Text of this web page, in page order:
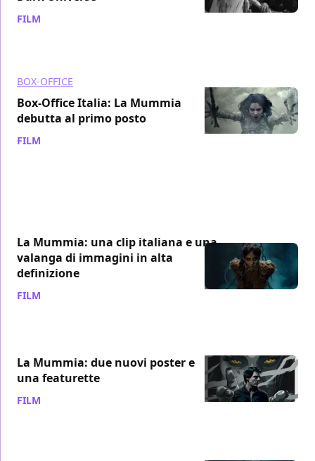
FILM
BOX-OFFICE
Box-Office Italia: La Mummia
debutta al primo posto
FILM
La Mummia: una clip italiana e una
valanga di immagini in alta
definizione
FILM
La Mummia: due nuovi poster e
una featurette
FILM